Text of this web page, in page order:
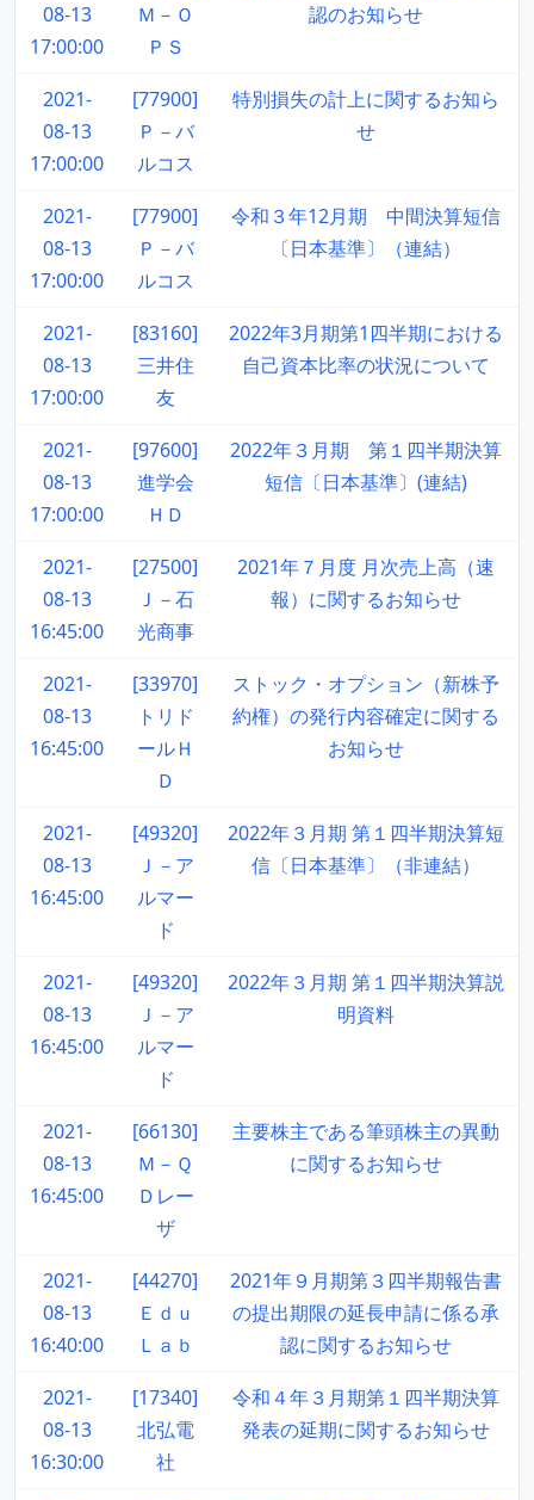
08-13
17:00:00
Ｍ－Ｏ
ＰＳ
認のお知らせ
2021-
08-13
17:00:00
[77900]
Ｐ－バ
ルコス
特別損失の計上に関するお知ら
せ
2021-
08-13
17:00:00
[77900]
Ｐ－バ
ルコス
令和３年12月期 中間決算短信
〔日本基準〕（連結）
2021-
08-13
17:00:00
[83160]
三井住
友
2022年3月期第1四半期における
自己資本比率の状況について
2021-
08-13
17:00:00
[97600]
進学会
ＨＤ
2022年３月期 第１四半期決算
短信〔日本基準〕(連結)
2021-
08-13
16:45:00
[27500]
Ｊ－石
光商事
2021年７月度 月次売上高（速
報）に関するお知らせ
2021-
08-13
16:45:00
[33970]
トリド
ールＨ
Ｄ
ストック・オプション（新株予
約権）の発行内容確定に関する
お知らせ
2021-
08-13
16:45:00
[49320]
Ｊ－ア
ルマー
ド
2022年３月期 第１四半期決算短
信〔日本基準〕（非連結）
2021-
08-13
16:45:00
[49320]
Ｊ－ア
ルマー
ド
2022年３月期 第１四半期決算説
明資料
2021-
08-13
16:45:00
[66130]
Ｍ－Ｑ
Ｄレー
ザ
主要株主である筆頭株主の異動
に関するお知らせ
2021-
08-13
16:40:00
[44270]
Ｅｄｕ
Ｌａｂ
2021年９月期第３四半期報告書
の提出期限の延長申請に係る承
認に関するお知らせ
2021-
08-13
16:30:00
[17340]
北弘電
社
令和４年３月期第１四半期決算
発表の延期に関するお知らせ